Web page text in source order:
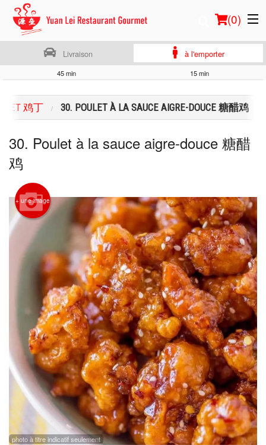
(0)
Emplacement
Français
Inscription
Panier (0)
Rechercher
Livraison à l'emporter
45 min 15 min
鸡丁 30. POULET À LA SAUCE AIGRE-DOUCE 糖醋鸡
30. Poulet à la sauce aigre-douce 糖醋
鸡
+ une image
photo à titre indicatif seulement